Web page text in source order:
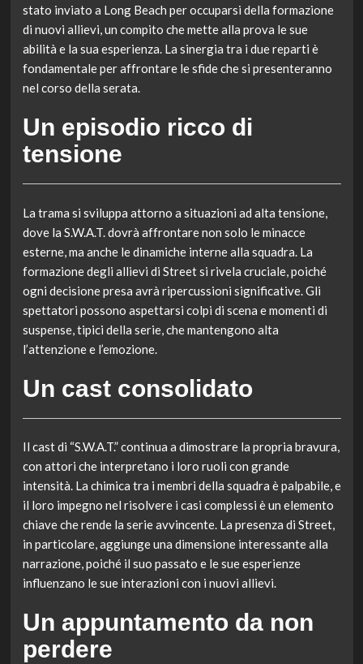
stato inviato a Long Beach per occuparsi della formazione
di nuovi allievi, un compito che mette alla prova le sue
abilità e la sua esperienza. La sinergia tra i due reparti è
fondamentale per affrontare le sfide che si presenteranno
nel corso della serata.
Un episodio ricco di
tensione
La trama si sviluppa attorno a situazioni ad alta tensione,
dove la S.W.A.T. dovrà affrontare non solo le minacce
esterne, ma anche le dinamiche interne alla squadra. La
formazione degli allievi di Street si rivela cruciale, poiché
ogni decisione presa avrà ripercussioni significative. Gli
spettatori possono aspettarsi colpi di scena e momenti di
suspense, tipici della serie, che mantengono alta
l’attenzione e l’emozione.
Un cast consolidato
Il cast di “S.W.A.T.” continua a dimostrare la propria bravura,
con attori che interpretano i loro ruoli con grande
intensità. La chimica tra i membri della squadra è palpabile, e
il loro impegno nel risolvere i casi complessi è un elemento
chiave che rende la serie avvincente. La presenza di Street,
in particolare, aggiunge una dimensione interessante alla
narrazione, poiché il suo passato e le sue esperienze
influenzano le sue interazioni con i nuovi allievi.
Un appuntamento da non
perdere